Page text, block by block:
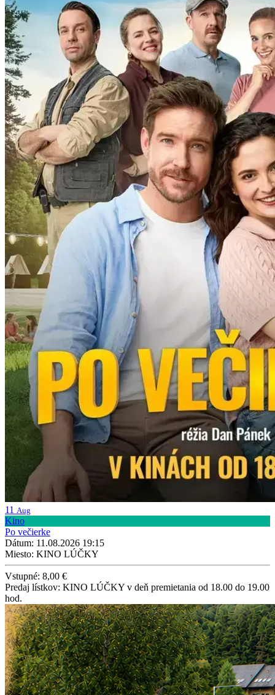
11 Aug
Kino
Po večierke
Dátum: 11.08.2026 19:15
Miesto: KINO LÚČKY
Vstupné: 8,00 €
Predaj lístkov: KINO LÚČKY v deň premietania od 18.00 do 19.00
hod.